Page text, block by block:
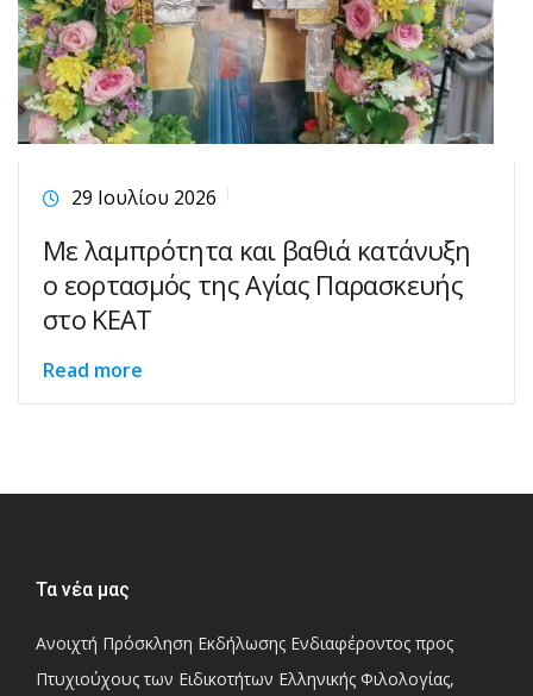
29 Ιουλίου 2026
Με λαμπρότητα και βαθιά κατάνυξη
ο εορτασμός της Αγίας Παρασκευής
στο ΚΕΑΤ
Read more
Τα νέα μας
Ανοιχτή Πρόσκληση Εκδήλωσης Ενδιαφέροντος προς
Πτυχιούχους των Ειδικοτήτων Ελληνικής Φιλολογίας,